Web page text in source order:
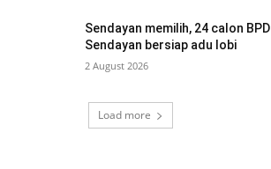
Sendayan memilih, 24 calon BPD
Sendayan bersiap adu lobi
2 August 2026
Load more